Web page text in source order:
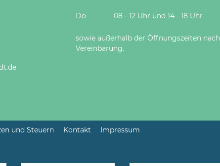
Do 08 - 12 Uhr und 14 - 18 Uhr
sowie außerhalb der Öffnungszeiten nach
Vereinbarung.
und Steuern Kontakt
Impressum